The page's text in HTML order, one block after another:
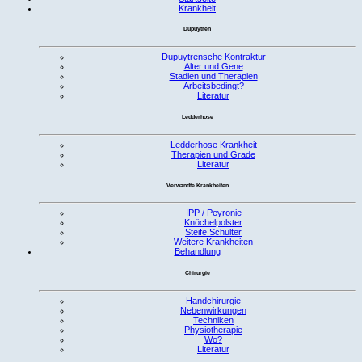
Krankheit
Dupuytren
Dupuytrensche Kontraktur
Alter und Gene
Stadien und Therapien
Arbeitsbedingt?
Literatur
Ledderhose
Ledderhose Krankheit
Therapien und Grade
Literatur
Verwandte Krankheiten
IPP / Peyronie
Knöchelpolster
Steife Schulter
Weitere Krankheiten
Behandlung
Chirurgie
Handchirurgie
Nebenwirkungen
Techniken
Physiotherapie
Wo?
Literatur